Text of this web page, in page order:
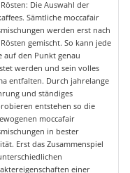
Die Auswahl der
Sämtliche moccafair
werden erst nach
gemischt. So kann jede
auf den Punkt genau
werden und sein volles
entfalten. Durch jahrelange
und ständiges
entstehen so die
moccafair
in bester
Erst das Zusammenspiel
einer
Widerrufsformular